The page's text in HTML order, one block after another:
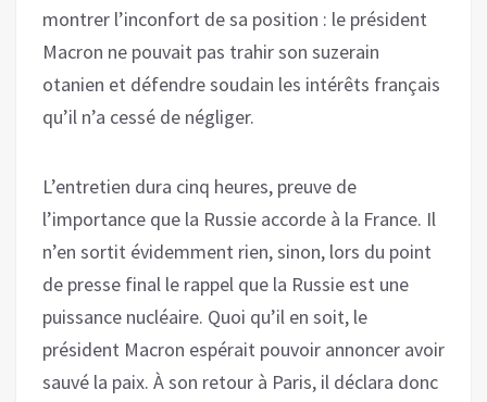
montrer l’inconfort de sa position : le président
Macron ne pouvait pas trahir son suzerain
otanien et défendre soudain les intérêts français
qu’il n’a cessé de négliger.
L’entretien dura cinq heures, preuve de
l’importance que la Russie accorde à la France. Il
n’en sortit évidemment rien, sinon, lors du point
de presse final le rappel que la Russie est une
puissance nucléaire. Quoi qu’il en soit, le
président Macron espérait pouvoir annoncer avoir
sauvé la paix. À son retour à Paris, il déclara donc